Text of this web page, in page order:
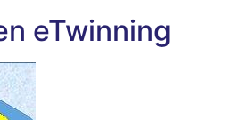
eTwinning